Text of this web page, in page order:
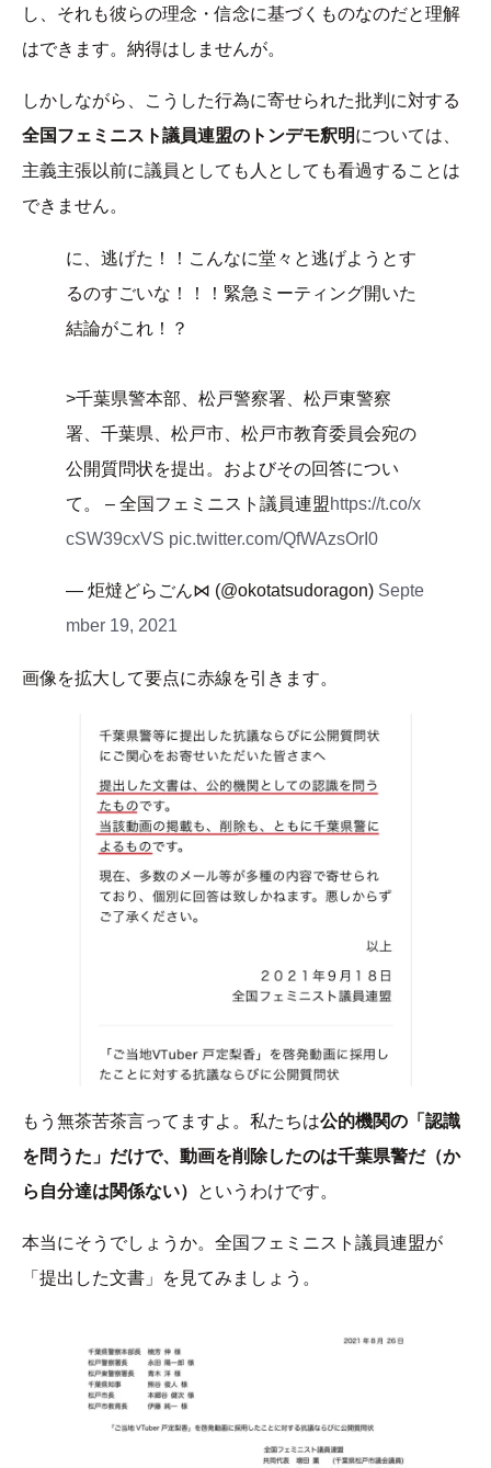
し、それも彼らの理念・信念に基づくものなのだと理解
はできます。納得はしませんが。
しかしながら、こうした行為に寄せられた批判に対する
全国フェミニスト議員連盟のトンデモ釈明については、
主義主張以前に議員としても人としても看過することは
できません。
に、逃げた！！こんなに堂々と逃げようとす
るのすごいな！！！緊急ミーティング開いた
結論がこれ！？
>千葉県警本部、松戸警察署、松戸東警察
署、千葉県、松戸市、松戸市教育委員会宛の
公開質問状を提出。およびその回答につい
て。 – 全国フェミニスト議員連盟 https://t.co/x
cSW39cxVS pic.twitter.com/QfWAzsOrI0
— 炬燵どらごん⋈ (@okotatsudoragon) Septe
mber 19, 2021
画像を拡大して要点に赤線を引きます。
もう無茶苦茶言ってますよ。私たちは公的機関の「認識
を問うた」だけで、動画を削除したのは千葉県警だ（か
ら自分達は関係ない）
というわけです。
本当にそうでしょうか。全国フェミニスト議員連盟が
「提出した文書」を見てみましょう。